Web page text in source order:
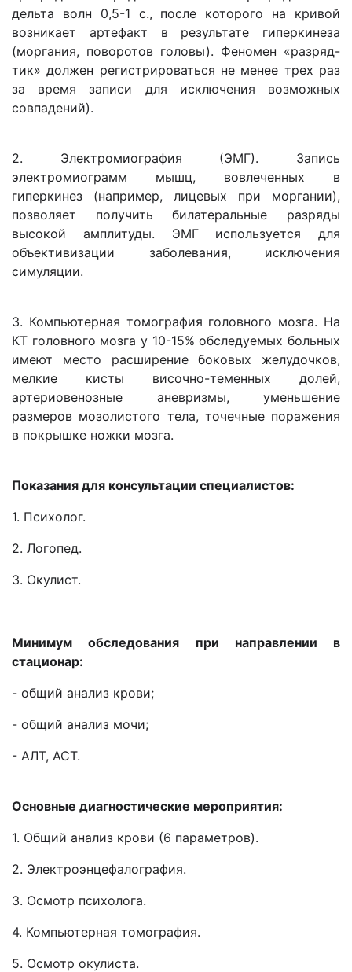
дельта волн 0,5-1 с., после которого на кривой
возникает артефакт в результате гиперкинеза
(моргания, поворотов головы). Феномен «разряд-
тик» должен регистрироваться не менее трех раз
за время записи для исключения возможных
совпадений).
2. Электромиография (ЭМГ). Запись
электромиограмм мышц, вовлеченных в
гиперкинез (например, лицевых при моргании),
позволяет получить билатеральные разряды
высокой амплитуды. ЭМГ используется для
объективизации заболевания, исключения
симуляции.
3. Компьютерная томография головного мозга. На
КТ головного мозга у 10-15% обследуемых больных
имеют место расширение боковых желудочков,
мелкие кисты височно-теменных долей,
артериовенозные аневризмы, уменьшение
размеров мозолистого тела, точечные поражения
в покрышке ножки мозга.
Показания для консультации специалистов:
1. Психолог.
2. Логопед.
3. Окулист.
Минимум обследования при направлении в
стационар:
- общий анализ крови;
- общий анализ мочи;
- АЛТ, АСТ.
Основные диагностические мероприятия:
1. Общий анализ крови (6 параметров).
2. Электроэнцефалография.
3. Осмотр психолога.
4. Компьютерная томография.
5. Осмотр окулиста.